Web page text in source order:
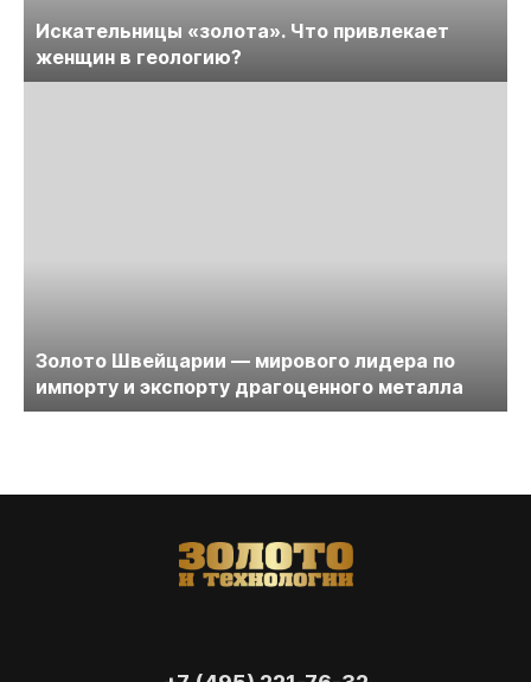
Искательницы «золота». Что привлекает
женщин в геологию?
Золото Швейцарии — мирового лидера по
импорту и экспорту драгоценного металла